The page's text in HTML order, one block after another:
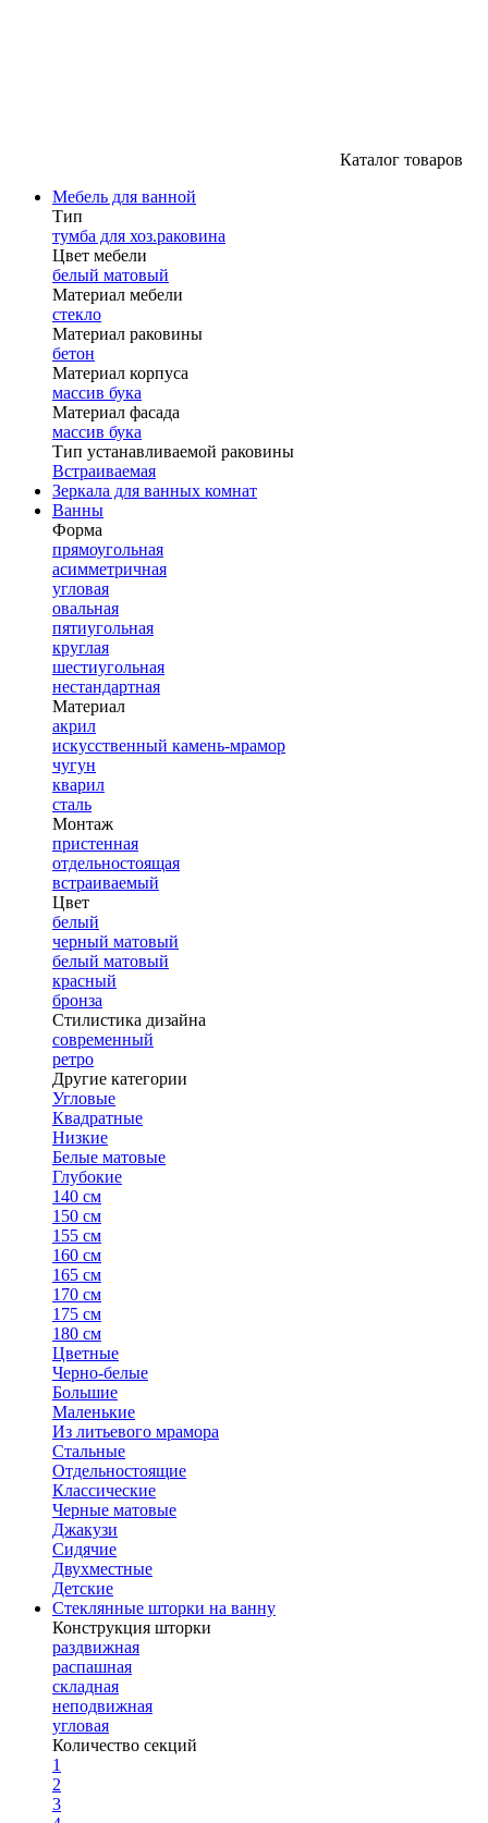
Каталог товаров
Мебель для ванной
Тип
тумба для хоз.раковина
Цвет мебели
белый матовый
Материал мебели
стекло
Материал раковины
бетон
Материал корпуса
массив бука
Материал фасада
массив бука
Тип устанавливаемой раковины
Встраиваемая
Зеркала для ванных комнат
Ванны
Форма
прямоугольная
асимметричная
угловая
овальная
пятиугольная
круглая
шестиугольная
нестандартная
Материал
акрил
искусственный камень-мрамор
чугун
кварил
сталь
Монтаж
пристенная
отдельностоящая
встраиваемый
Цвет
белый
черный матовый
белый матовый
красный
бронза
Стилистика дизайна
современный
ретро
Другие категории
Угловые
Квадратные
Низкие
Белые матовые
Глубокие
140 см
150 см
155 см
160 см
165 см
170 см
175 см
180 см
Цветные
Черно-белые
Большие
Маленькие
Из литьевого мрамора
Стальные
Отдельностоящие
Классические
Черные матовые
Джакузи
Сидячие
Двухместные
Детские
Стеклянные шторки на ванну
Конструкция шторки
раздвижная
распашная
складная
неподвижная
угловая
Количество секций
1
2
3